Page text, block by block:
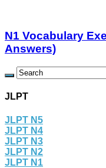
N1 Vocabulary
Answers)
JLPT
JLPT N5
JLPT N4
JLPT N3
JLPT N2
JLPT N1